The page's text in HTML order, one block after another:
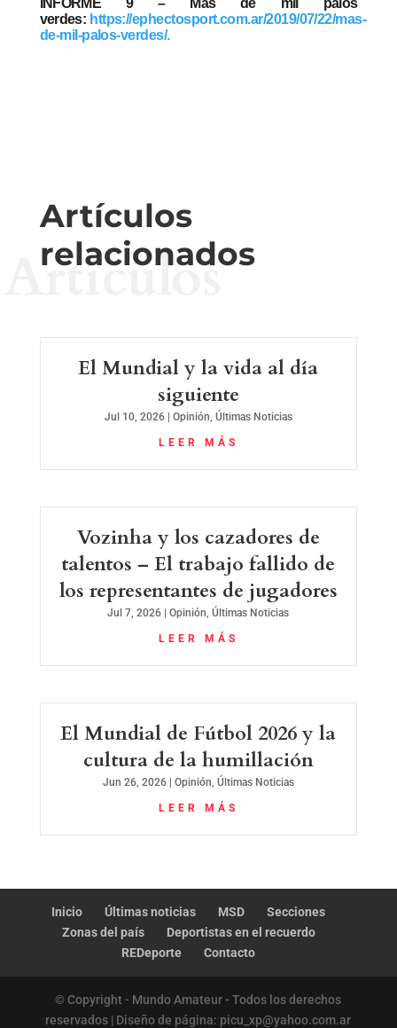
INFORME 9 – Más de mil palos
verdes: https://ephectosport.com.ar/2019/07/22/mas-
de-mil-palos-verdes/.
Artículos
relacionados
Artículos
El Mundial y la vida al día
siguiente
Jul 10, 2026| Opinión, Últimas Noticias
LEER MÁS
Vozinha y los cazadores de
talentos – El trabajo fallido de
los representantes de jugadores
Jul 7, 2026 |Opinión,Últimas Noticias
LEER MÁS
El Mundial de Fútbol 2026 y la
cultura de la humillación
Jun 26, 2026| Opinión, Últimas Noticias
LEER MÁS
Inicio Últimas noticias MSD
Secciones
Zonas del país
Deportistas en el recuerdo
REDeporte
Contacto
© Copyright - Mundo Amateur - Todos los derechos
reservados | Diseño de página: picu_xp@yahoo.com.ar